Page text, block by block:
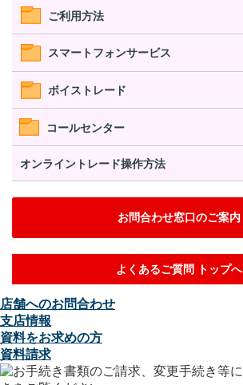
ご利用方法
スマートフォンサービス
ボイストレード
コールセンター
オンライントレード操作方法
お問合わせ窓口のご案内
よくあるご質問 トップへ
店舗へのお問合わせ
支店情報
資料をお求めの方
資料請求